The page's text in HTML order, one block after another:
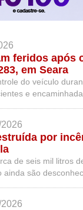
feridos após
em Seara
do veículo
e
por
de seis mil litros
ainda são